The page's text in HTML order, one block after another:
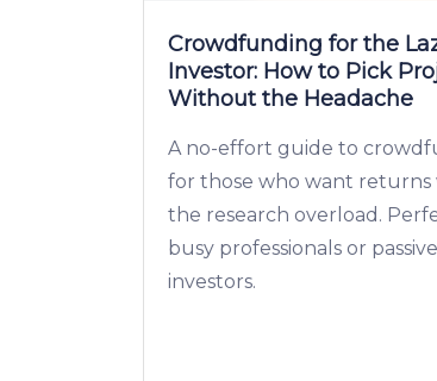
Crowdfunding for the
Investor: How to Pick
Without the Headache
A no-effort guide to
for those who want
the research overload.
busy professionals or passive
investors.